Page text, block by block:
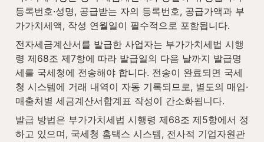
등록번호·성명, 공급받는 자의 등록번호, 공급가액과 부
가가치세액, 작성 연월일이 필수적으로 포함됩니다.
전자세금계산서를 발급한 사업자는 부가가치세법 시행
령 제68조 제7항에 따라 발급일의 다음 날까지 발급명
세를 국세청에 전송해야 합니다. 전송이 완료되면 국세
청 시스템에 거래 내역이 자동 기록되므로, 별도의 매입·
매출처별 세금계산서합계표 작성이 간소화됩니다.
발급 방법은 부가가치세법 시행령 제68조 제5항에서 정
하고 있으며, 국세청 홈택스 시스템, 전사적 기업자원관